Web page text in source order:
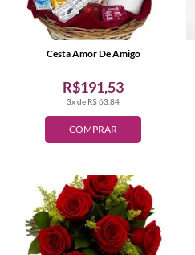
COMPRAR
3x de R$ 63,84
R$191,53
Cesta Amor De Amigo